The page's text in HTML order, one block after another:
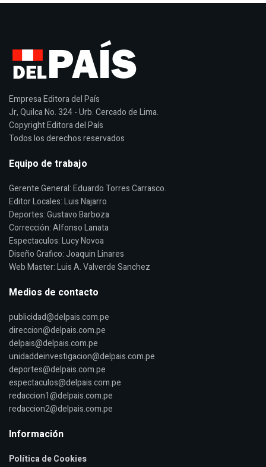
Empresa Editora del País
Jr, Quilca No. 324 - Urb. Cercado de Lima.
Copyright Editora del País
Todos los derechos reservados
Equipo de trabajo
Gerente General: Eduardo Torres Carrasco.
Editor Locales: Luis Najarro
Deportes: Gustavo Barboza
Corrección: Alfonso Lanata
Espectaculos: Lucy Novoa
Diseño Grafico: Joaquin Linares
Web Master: Luis A. Valverde Sanchez
Medios de contacto
publicidad@delpais.com.pe
direccion@delpais.com.pe
delpais@delpais.com.pe
unidaddeinvestigacion@delpais.com.pe
deportes@delpais.com.pe
espectaculos@delpais.com.pe
redaccion1@delpais.com.pe
redaccion2@delpais.com.pe
Información
Política de Cookies